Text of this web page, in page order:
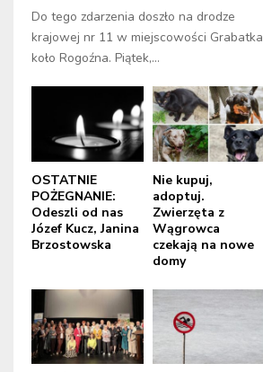
Do tego zdarzenia doszło na drodze
krajowej nr 11 w miejscowości Grabatka
koło Rogoźna. Piątek,...
OSTATNIE
POŻEGNANIE:
Odeszli od nas
Józef Kucz, Janina
Brzostowska
Nie kupuj,
adoptuj.
Zwierzęta z
Wągrowca
czekają na nowe
domy